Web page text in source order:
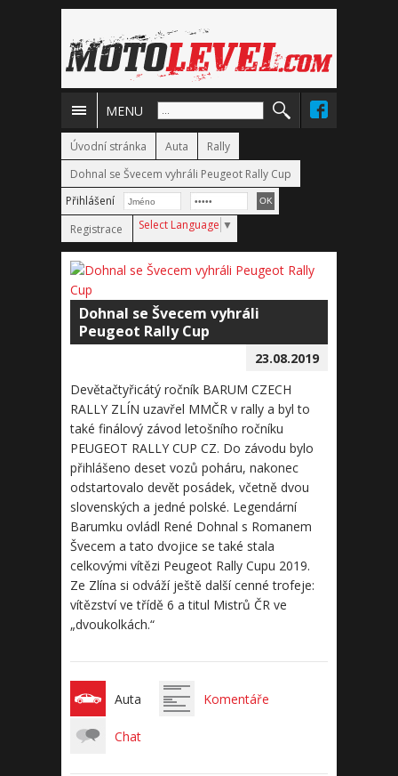
MENU
Úvodní stránka Auta
Rally
Dohnal se Švecem vyhráli Peugeot Rally Cup
Přihlášení
Registrace
Select Language ▼
Dohnal se Švecem vyhráli
Peugeot Rally Cup
23.08.2019
Devětačtyřicátý ročník BARUM CZECH
RALLY ZLÍN uzavřel MMČR v rally a byl to
také finálový závod letošního ročníku
PEUGEOT RALLY CUP CZ. Do závodu bylo
přihlášeno deset vozů poháru, nakonec
odstartovalo devět posádek, včetně dvou
slovenských a jedné polské. Legendární
Barumku ovládl René Dohnal s Romanem
Švecem a tato dvojice se také stala
celkovými vítězi Peugeot Rally Cupu 2019.
Ze Zlína si odváží ještě další cenné trofeje:
vítězství ve třídě 6 a titul Mistrů ČR ve
„dvoukolkách.“
Auta Komentáře
Chat